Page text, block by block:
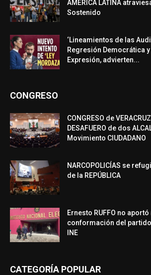
AMÉRICA LATINA atraviesa
Sostenido
‘Lineamientos de las
Regresión Democrática
Expresión, advierten...
CONGRESO
CONGRESO de
DESAFUERO de dos
Movimiento CIUDADANO
NARCOPOLICÍAS se
de la REPÚBLICA
Ernesto RUFFO no
conformación del partido
INE
CATEGORÍA POPULAR